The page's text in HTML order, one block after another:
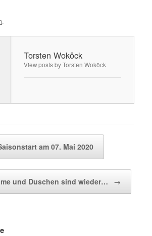
.
Torsten Woköck
View posts by Torsten Woköck
am 07. Mai 2020
und Duschen sind wieder… →